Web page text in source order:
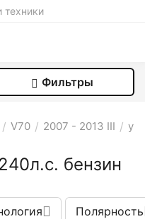
техники
Фильтры
бензин
/ V70 / 2007 - 2013 III /
Полярность